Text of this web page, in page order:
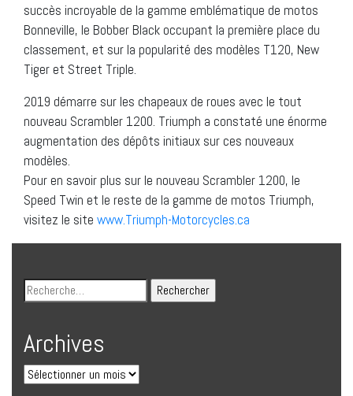
succès incroyable de la gamme emblématique de motos
Bonneville, le Bobber Black occupant la première place du
classement, et sur la popularité des modèles T120, New
Tiger et Street Triple.
2019 démarre sur les chapeaux de roues avec le tout
nouveau Scrambler 1200. Triumph a constaté une énorme
augmentation des dépôts initiaux sur ces nouveaux
modèles.
Pour en savoir plus sur le nouveau Scrambler 1200, le
Speed ​​Twin et le reste de la gamme de motos Triumph,
visitez le site www.Triumph-Motorcycles.ca
Archives